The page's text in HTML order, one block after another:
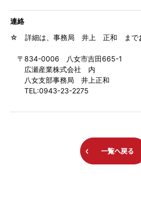
連絡
☆ 詳細は、事務局 井上 正和 までお
〒834-0006 八女市吉田665-1
広瀬産業株式会社 内
八女支部事務局 井上正和
TEL:0943-23-2275
一覧へ戻る